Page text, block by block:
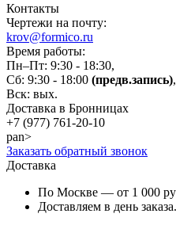
Контакты
Чертежи на почту:
krov@formico.ru
Время работы:
Пн–Пт: 9:30 - 18:30,
Сб: 9:30 - 18:00 (предв.запись),
Вск: вых.
Доставка в Бронницах
+7 (977) 761-20-10
pan>
Заказать обратный звонок
Доставка
По Москве — от 1 000
Доставляем в день заказа.